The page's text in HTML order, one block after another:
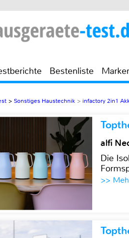
Bestenliste
> Sonstiges Haustechnik > infactory 2in1
alfi
Die
>>